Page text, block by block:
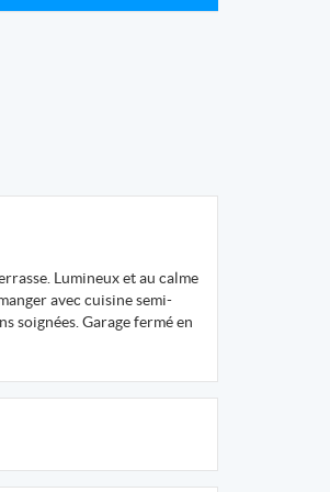
Lumineux et au calme
avec cuisine semi-
soignées. Garage fermé en